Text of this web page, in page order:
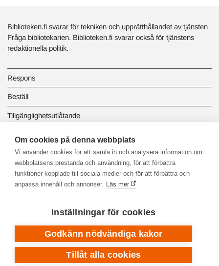
Biblioteken.fi svarar för tekniken och upprätthållandet av tjänsten
Fråga bibliotekarien. Biblioteken.fi svarar också för tjänstens
redaktionella politik.
Respons
Beställ
Tillgänglighetsutlåtande
Dataskydd och registerbeskrivningar
Länkbiblioteket
Om cookies på denna webbplats
Vi använder cookies för att samla in och analysera information om
webbplatsens prestanda och användning, för att förbättra
funktioner kopplade till sociala medier och för att förbättra och
anpassa innehåll och annonser. Läs mer
Inställningar för cookies
Godkänn nödvändiga kakor
Tillåt alla cookies